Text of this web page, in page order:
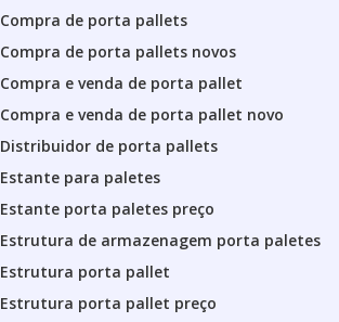
Compra de porta pallets
Compra de porta pallets novos
Compra e venda de porta pallet
Compra e venda de porta pallet novo
Distribuidor de porta pallets
Estante para paletes
Estante porta paletes preço
Estrutura de armazenagem porta paletes
Estrutura porta pallet
Estrutura porta pallet preço